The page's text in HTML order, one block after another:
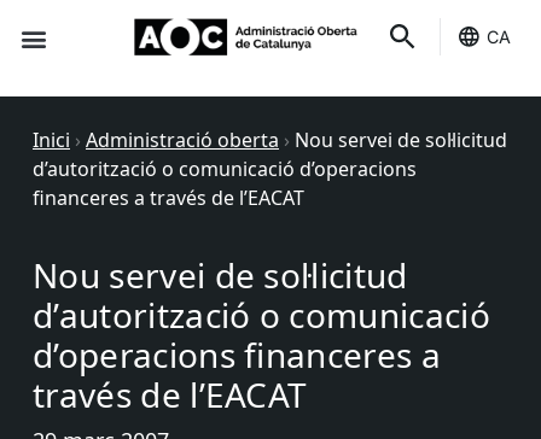
CA
Inici › Administració oberta › Nou servei de sol·licitud
d’autorització o comunicació d’operacions
financeres a través de l’EACAT
Nou servei de sol·licitud
d’autorització o comunicació
d’operacions financeres a
través de l’EACAT